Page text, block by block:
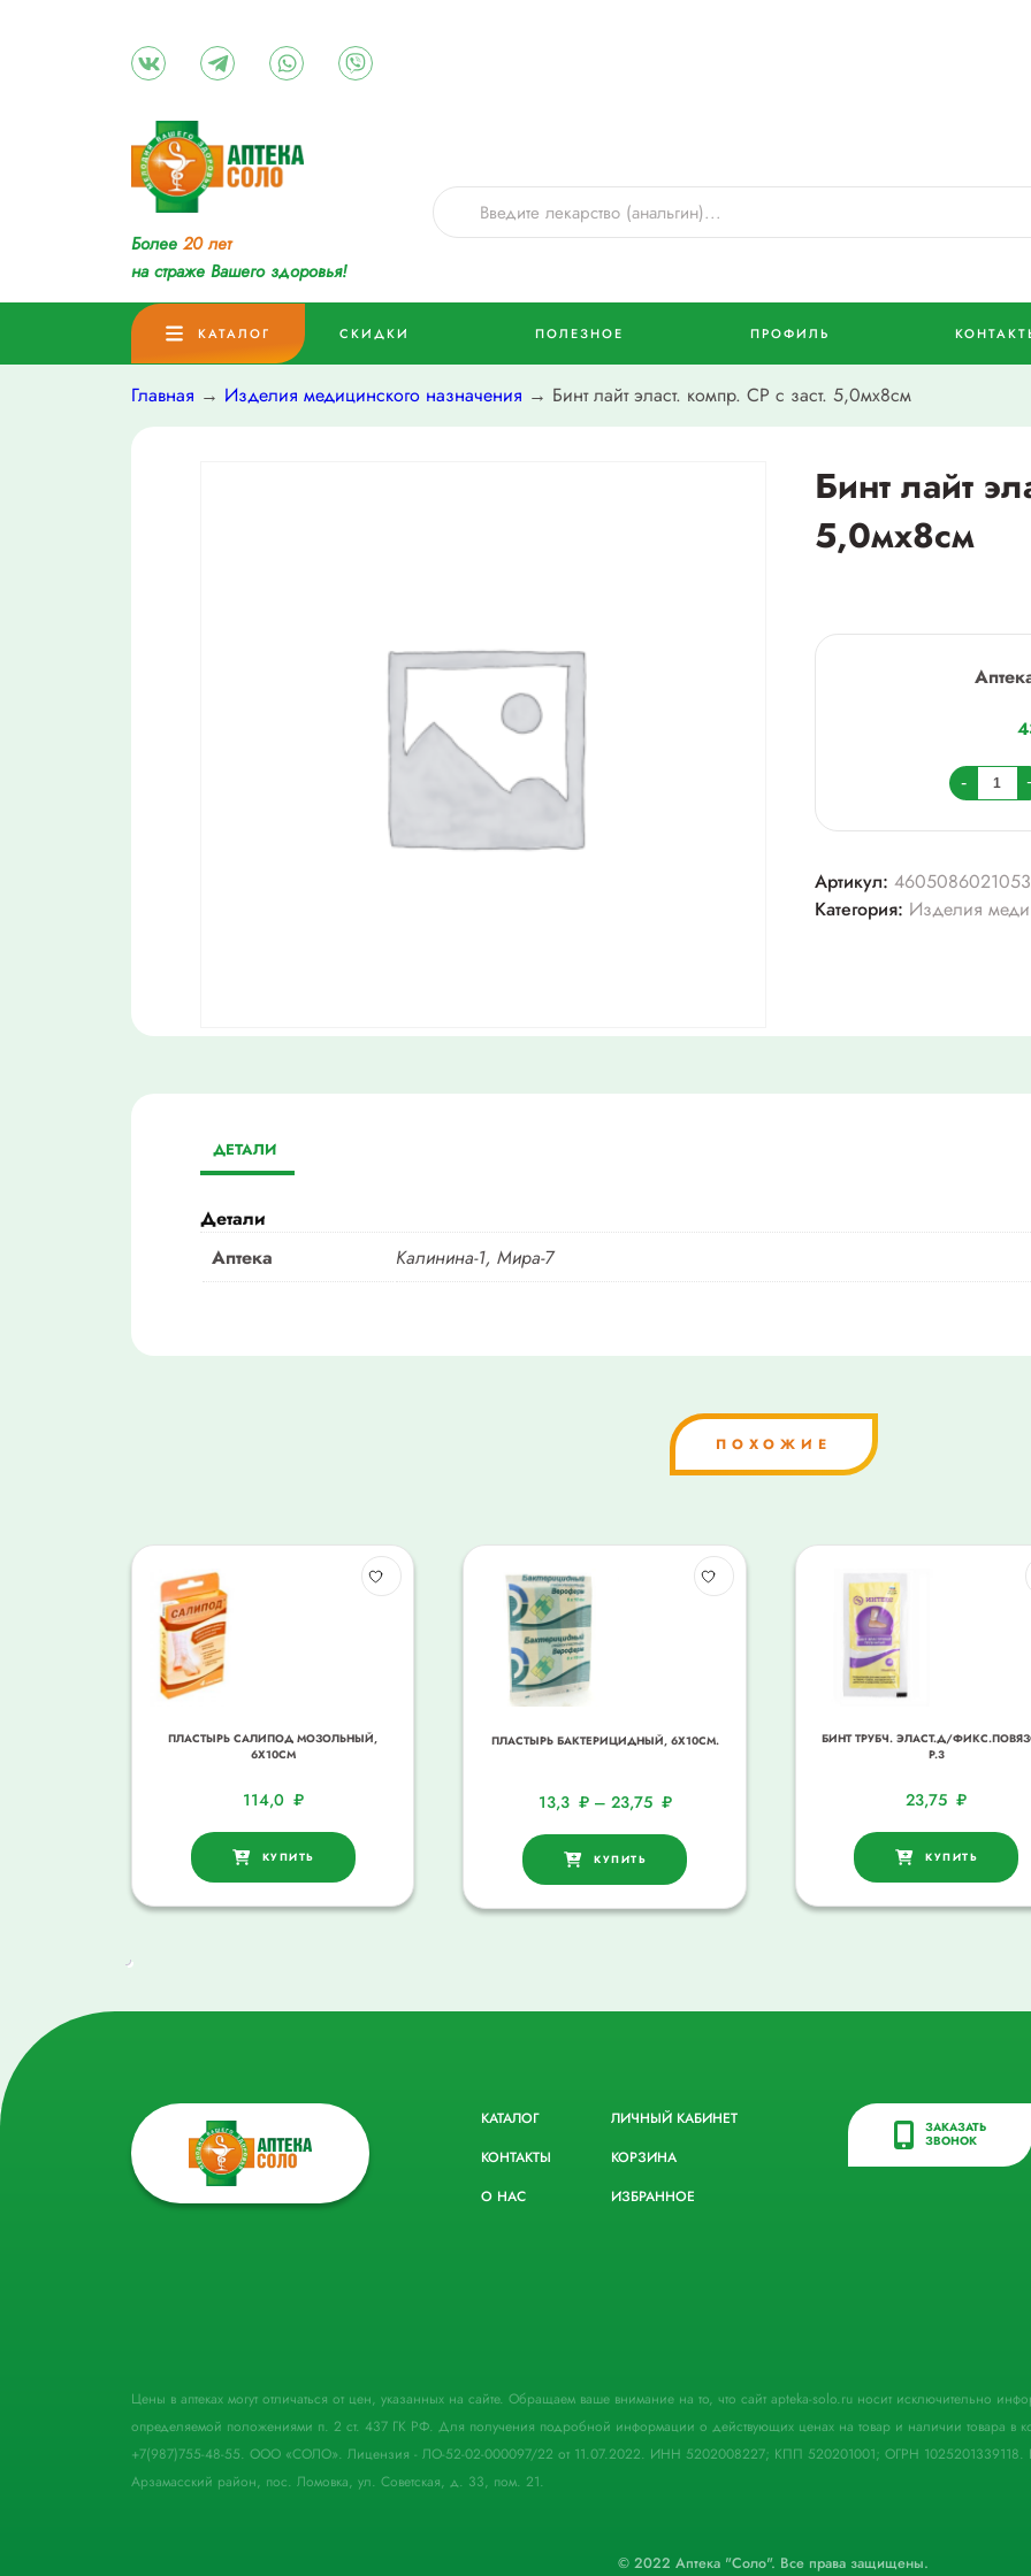
Более 20 лет
на страже Вашего здоровья!
КАТАЛОГ СКИДКИ ПОЛЕЗНОЕ ПРОФИЛЬ
Главная → Изделия медицинского назначения → Бинт лайт эласт. компр. СР с заст. 5,0мх8см
Бинт лайт
5,0мх8см
-
товара
Бинт
эласт.
компр.
Артикул: 4605086021053
Категория: Изделия
ДЕТАЛИ
Детали
Аптека
Калинина-1, Мира-7
ПОХОЖИЕ
ПЛАСТЫРЬ САЛИПОД МОЗОЛЬНЫЙ,
6Х10СМ
114,0 ₽
КУПИТЬ
ПЛАСТЫРЬ БАКТЕРИЦИДНЫЙ, 6Х10СМ.
13,3 ₽ – 23,75 ₽
КУПИТЬ
БИНТ ТРУБЧ. ЭЛАСТ.Д/
Р.3
23,75₽
КУПИТЬ
КАТАЛОГ
КОНТАКТЫ
О НАС
ЛИЧНЫЙ КАБИНЕТ
КОРЗИНА
ИЗБРАННОЕ
ЗАКАЗАТЬ
ЗВОНОК
Цены в аптеках могут отличаться от цен, указанных на сайте. Обращаем ваше внимание на то, что сайт apteka-solo.ru носит исключительно
определяемой положениями п. 2 ст. 437 ГК РФ. Для получения подробной информации о действующих ценах на товар и наличии товара в
+7(987)755-48-55. ООО «СОЛО». Лицензия - ЛО-52-02-000097/22 от 11.07.2022. ИНН 5202008227; КПП 520201001; ОГРН 1025201339118.
Арзамасский район, пос. Ломовка, ул. Советская, д. 33, пом. 21.
© 2022 Аптека "Соло". Все права защищены.